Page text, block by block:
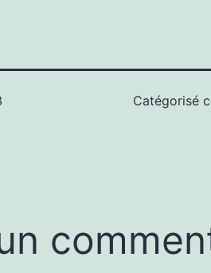
Catégorisé